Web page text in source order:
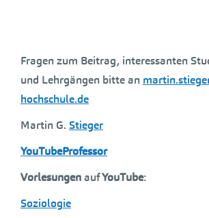
Fragen zum Beitrag, interessanten
und Lehrgängen bitte an
hochschule.de
Martin G. Stieger
YouTubeProfessor
VorlesungenaufYouTube:
Soziologie